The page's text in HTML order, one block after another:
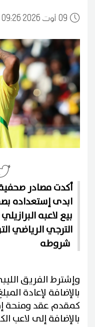
0909:26 2026 أوت
أكدت مصادر صحفية
ابدى إستعداده
بيع لاعبه
الترجي الرياضي
وإشترط الفريق
بالإضافة لإعادة
بالإضافة إلى لاعب